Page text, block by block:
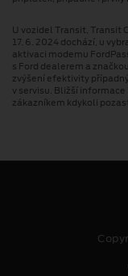
U vozidel Transit, Transit
17. 6. 2024 dochází, u
aktivaci modemu
s Ford dealerem a
zvýšení efektivity
v servisu. Bližší
zákazníkem kdykoli